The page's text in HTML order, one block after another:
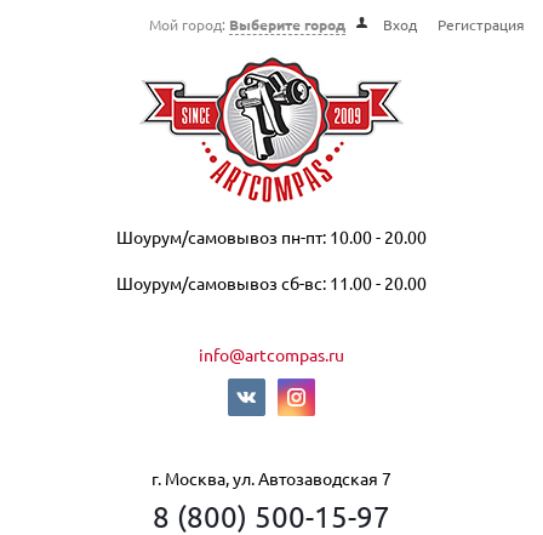
Мой город: Выберите город Вход Регистрация
Шоурум/самовывоз пн-пт: 10.00 - 20.00
Шоурум/самовывоз сб-вс: 11.00 - 20.00
info@artcompas.ru
г. Москва, ул. Автозаводская 7
8 (800) 500-15-97